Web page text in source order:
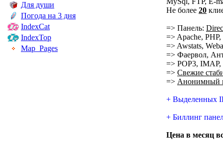
Для души
Погода на 3 дня
IndexCat
IndexTop
Map_Pages
Не более 20
=> Панель:
=> Apache,
=> Awstats,
=> Фаервол,
=> POP3,
=> Свежие
=> Анонимный
+ Выделенных
+ Биллинг
Цена в месяц